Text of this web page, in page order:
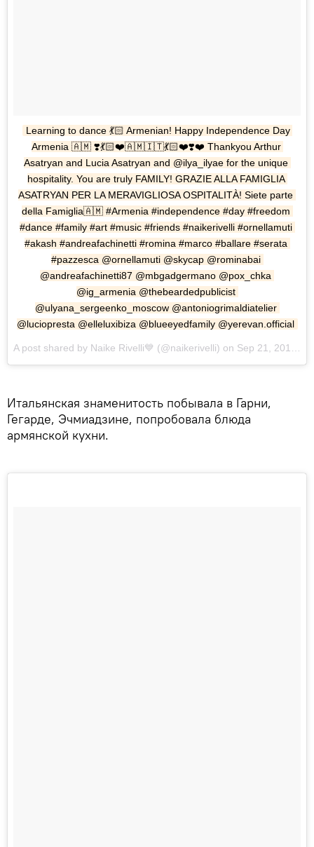
Learning to dance 💃🏻 Armenian! Happy Independence Day
Armenia 🇦🇲 ❣️💃🏻❤️🇦🇲🇮🇹💃🏻❤️❣️❤️ Thankyou Arthur
Asatryan and Lucia Asatryan and @ilya_ilyae for the unique
hospitality. You are truly FAMILY! GRAZIE ALLA FAMIGLIA
ASATRYAN PER LA MERAVIGLIOSA OSPITALITÀ! Siete parte
della Famiglia🇦🇲 #Armenia #independence #day #freedom
#dance #family #art #music #friends #naikerivelli #ornellamuti
#akash #andreafachinetti #romina #marco #ballare #serata
#pazzesca @ornellamuti @skycap @rominabai
@andreafachinetti87 @mbgadgermano @pox_chka
@ig_armenia @thebeardedpublicist
@ulyana_sergeenko_moscow @antoniogrimaldiatelier
@luciopresta @elleluxibiza @blueeyedfamily @yerevan.official
Итальянская знаменитость побывала в Гарни,
Гегарде, Эчмиадзине, попробовала блюда
армянской кухни.